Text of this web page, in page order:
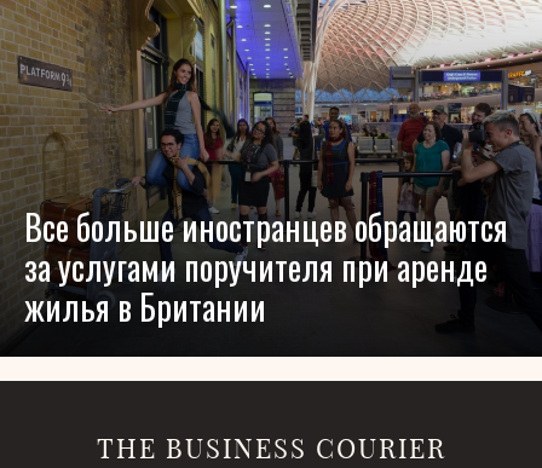
Все больше иностранцев обращаются
за услугами поручителя при аренде
жилья в Британии
THE BUSINESS COURIER